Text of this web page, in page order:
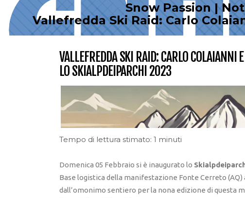
Snow Passion |
Vallefredda Ski Raid: Carlo
VALLEFREDDA SKI RAID: CARLO COLAIANNI
LO SKIALPDEIPARCHI 2023
Tempo di lettura stimato: 1 minuti
Domenica 05 Febbraio si è inaugurato lo
Base logistica della manifestazione Fonte Cerreto (AQ)
dall’omonimo sentiero per la nona edizione di questa